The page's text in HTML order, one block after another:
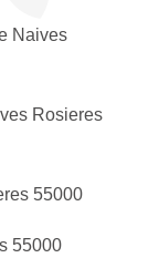
Naives
Rosieres
55000
55000